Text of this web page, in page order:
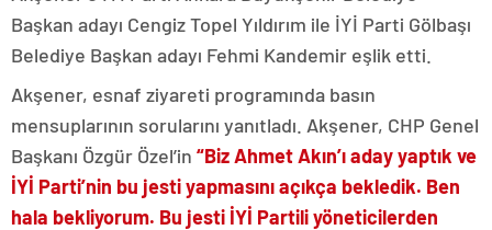
Başkan adayı Cengiz Topel Yıldırım ile İYİ Parti Gölbaşı
Belediye Başkan adayı Fehmi Kandemir eşlik etti.
Akşener, esnaf ziyareti programında basın
mensuplarının sorularını yanıtladı. Akşener, CHP Genel
Başkanı Özgür Özel’in “Biz Ahmet Akın’ı aday yaptık ve
İYİ Parti’nin bu jesti yapmasını açıkça bekledik. Ben
hala bekliyorum. Bu jesti İYİ Partili yöneticilerden